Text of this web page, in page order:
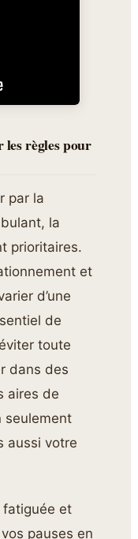
les règles pour
par la
la
prioritaires.
et
d’une
de
toute
dans des
aires de
seulement
aussi votre
fatiguée et
pauses en